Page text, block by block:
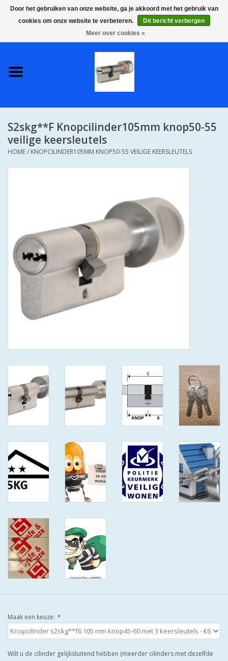
0 Artikelen - €0,00
S2 COMPLETE VEILIGE
SKG**
IEDERE GEWENSTE MAAT MET
S2 CILINDERSLOTEN IN IEDERE
GEWENSTE MAAT MET
KEERSLEUTEL
(GAATJES)VEILIGE
GENUMMERDE SLEUTELS
ISEO F 6 EXTRA S
VEILIGE SLEUTELS SKG***
ISEO F 6 EXTRA S
ANTIKERNTREK IN IEDERE
ISEO F9 ANTIKERNTREK IN
IEDERE GEWENSTE MAAT MET
GEWONE SLEUTELS MET
CERTIFICAAT SKG***
BOLD ELECTRONISCHE
CILINDERS OPEN JE SLOT MET
TELEFOON OF CLICKER WIFI
AFSTAND.
DEURSCHILDEN VOOR
BUITEN
S2skg**F Knopcilinder105mm knop50-55
veilige keersleutels
HOME/ KNOPCILINDER105MM KNOP50-55 VEILIGE KEERSLEUTELS
Maak een keuze: *
Wilt u de cilinder gelijksluitend hebben (meerder cilinders met dezelfde
Door het gebruiken van onze website, ga je akkoord met het gebruik van
cookies om onze website te verbeteren.
Dit bericht verbergen
Meer over cookies »